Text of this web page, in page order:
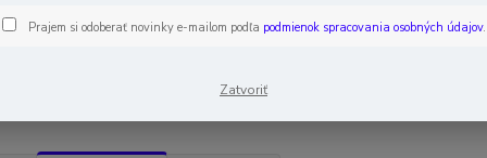
Prajem si odoberať novinky e-mailom podľa podmienok spracovania osobných údajov.
Zatvoriť